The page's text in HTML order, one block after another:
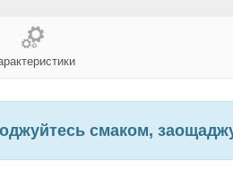
смаком,